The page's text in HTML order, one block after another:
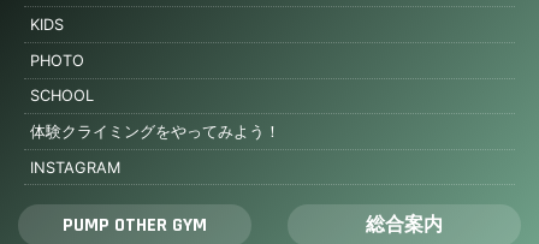
KIDS
PHOTO
SCHOOL
体験クライミングをやってみよう！
INSTAGRAM
PUMP OTHER GYM 総合案内